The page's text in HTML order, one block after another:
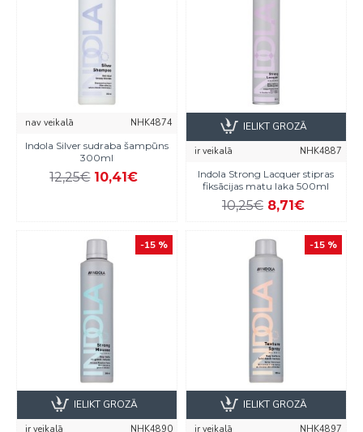
nav veikalā
NHK4874
Indola Silver sudraba šampūns
300ml
12,25€ 10,41€
ir veikalā
NHK4887
Indola Strong Lacquer stipras
fiksācijas matu laka 500ml
10,25€ 8,71€
IELIKT GROZĀ
-15 %
ir veikalā
NHK4890
IELIKT GROZĀ
-15 %
ir veikalā
NHK4897
IELIKT GROZĀ